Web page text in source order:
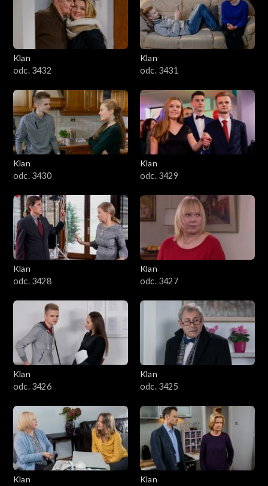
Klan
odc. 3432
Klan
odc. 3431
Klan
odc. 3430
Klan
odc. 3429
Klan
odc. 3428
Klan
odc. 3427
Klan
odc. 3426
Klan
odc. 3425
Klan
Klan